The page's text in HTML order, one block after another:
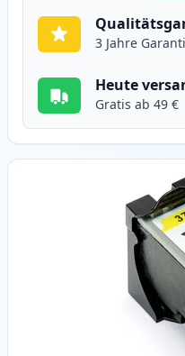
3 Jahre
Heute
Gratis ab 49 €